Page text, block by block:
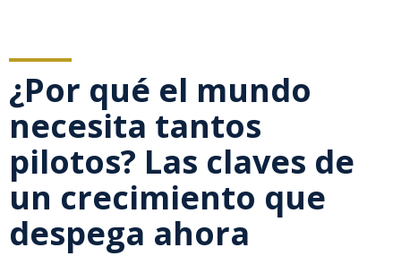
¿Por qué el mundo
necesita tantos
pilotos? Las claves de
un crecimiento que
despega ahora